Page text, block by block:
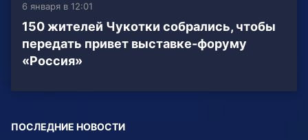
6 января в 12:01
150 жителей Чукотки собрались, чтобы
передать привет выставке-форуму
«Россия»
ПОСЛЕДНИЕ НОВОСТИ